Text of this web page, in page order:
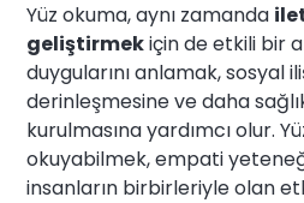
Yüz okuma, aynı zamanda
geliştirmekiçin de etkili bir
duygularını anlamak, sosyal
derinleşmesine ve daha
kurulmasına yardımcı olur.
okuyabilmek, empati
insanların birbirleriyle olan